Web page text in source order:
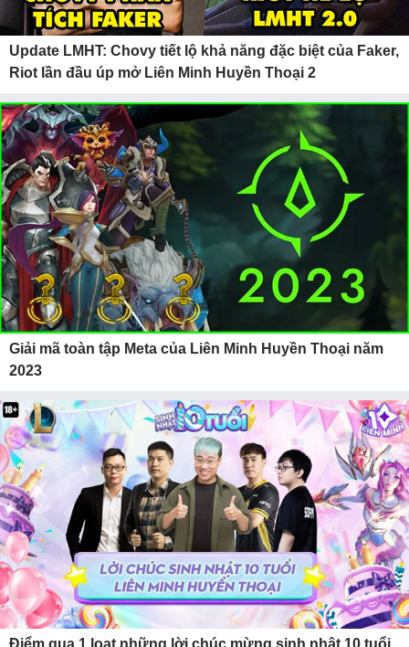
Update LMHT: Chovy tiết lộ khả năng đặc biệt của Faker,
Riot lần đầu úp mở Liên Minh Huyền Thoại 2
Giải mã toàn tập Meta của Liên Minh Huyền Thoại năm
2023